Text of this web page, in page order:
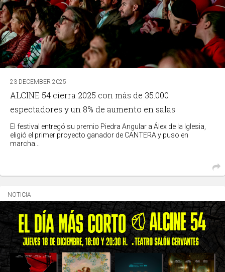
23 DECEMBER 2025
ALCINE 54 cierra 2025 con más de 35.000
espectadores y un 8% de aumento en salas
El festival entregó su premio Piedra Angular a Álex de la Iglesia,
eligió el primer proyecto ganador de CANTERA y puso en
marcha...
NOTICIA